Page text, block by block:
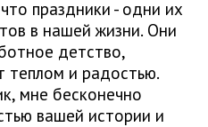
праздники - одни их
в нашей жизни. Они
детство,
теплом и радостью.
мне бесконечно
вашей истории и